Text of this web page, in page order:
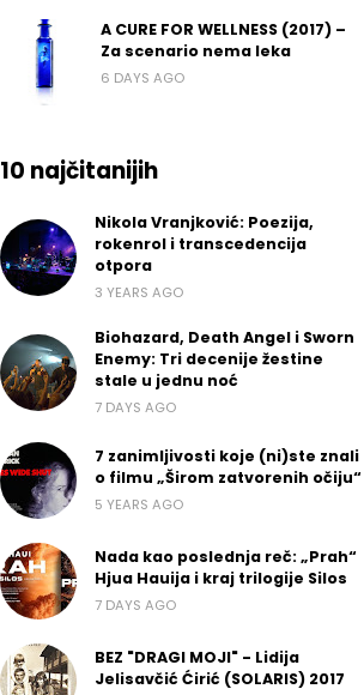
A CURE FOR WELLNESS (2017) –
Za scenario nema leka
6 DAYS AGO
10 najčitanijih
Nikola Vranjković: Poezija,
rokenrol i transcedencija
otpora
3 YEARS AGO
Biohazard, Death Angel i Sworn
Enemy: Tri decenije žestine
stale u jednu noć
7 DAYS AGO
7 zanimljivosti koje (ni)ste znali
o filmu „Širom zatvorenih očiju“
5 YEARS AGO
Nada kao poslednja reč: „Prah“
Hjua Hauija i kraj trilogije Silos
7 DAYS AGO
BEZ "DRAGI MOJI" - Lidija
Jelisavčić Ćirić (SOLARIS) 2017